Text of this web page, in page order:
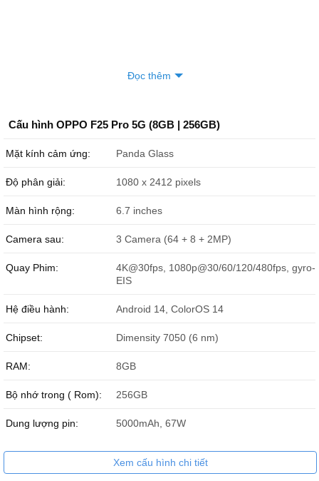
Đọc thêm
Cấu hình OPPO F25 Pro 5G (8GB | 256GB)
Mặt kính cảm ứng: Panda Glass
Độ phân giải: 1080 x 2412 pixels
Màn hình rộng: 6.7 inches
Camera sau: 3 Camera (64 + 8 + 2MP)
Quay Phim:
4K@30fps, 1080p@30/60/120/480fps, gyro-
EIS
Hệ điều hành: Android 14, ColorOS 14
Chipset: Dimensity 7050 (6 nm)
RAM: 8GB
Bộ nhớ trong ( Rom): 256GB
Dung lượng pin: 5000mAh, 67W
Xem cấu hình chi tiết